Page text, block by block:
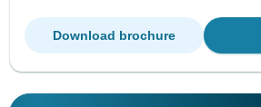
Download brochure